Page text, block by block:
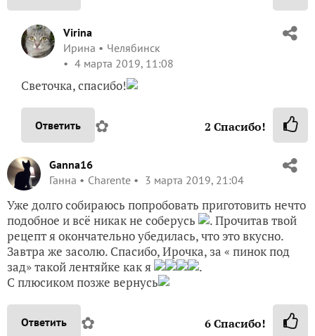
Virina
Ирина
Челябинск
4 марта 2019, 11:08
Светочка, спасибо!
Ответить ✿ 2 Спасибо!
Ganna16
Ганна
Charente 3 марта 2019, 21:04
Уже долго собираюсь попробовать приготовить нечто
подобное и всё никак не соберусь
. Прочитав твой
рецепт я окончательно убедилась, что это вкусно.
Завтра же засолю. Спасибо, Ирочка, за « пинок под
зад» такой лентяйке как я
.
С плюсиком позже вернусь
Ответить ✿ 6Спасибо!